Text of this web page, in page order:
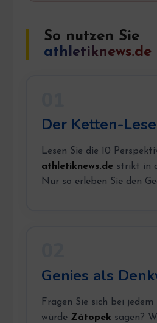
So nutzen Sie
athletiknews.de
Der Ketten-
Lesen Sie die 10
athletiknews.destrikt in
Nur so erleben Sie den
Genies als
Fragen Sie sich bei jedem
würde Zátopek sagen?